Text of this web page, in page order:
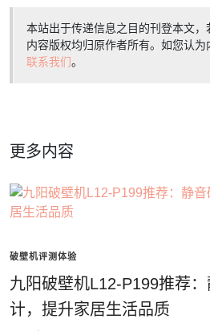
本站出于传递信息之目的刊登本文，
内容版权均归原作者所有。如您认
联系我们。
更多内容
破壁机评测体验
九阳破壁机L12-P199推荐
计，提升家居生活品质